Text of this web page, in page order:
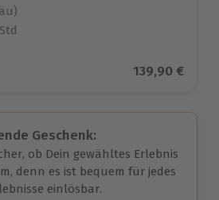
Aktueller
139,90 €
Geschenk:
ob Dein gewähltes Erlebnis
denn es ist bequem für jedes
einlösbar.